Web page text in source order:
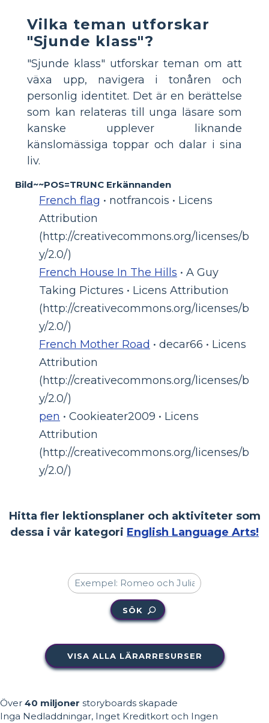
Vilka teman utforskar
"Sjunde klass"?
"Sjunde klass" utforskar teman om att
växa upp, navigera i tonåren och
personlig identitet. Det är en berättelse
som kan relateras till unga läsare som
kanske upplever liknande
känslomässiga toppar och dalar i sina
liv.
Bild~~POS=TRUNC Erkännanden
French flag • notfrancois • Licens
Attribution
(http://creativecommons.org/licenses/b
y/2.0/)
French House In The Hills • A Guy
Taking Pictures • Licens Attribution
(http://creativecommons.org/licenses/b
y/2.0/)
French Mother Road • decar66 • Licens
Attribution
(http://creativecommons.org/licenses/b
y/2.0/)
pen • Cookieater2009 • Licens
Attribution
(http://creativecommons.org/licenses/b
y/2.0/)
Hitta fler lektionsplaner och aktiviteter som
dessa i vår kategori English Language Arts!
SÖK
VISA ALLA LÄRARRESURSER
Över 40 miljoner storyboards skapade
Inga Nedladdningar, Inget Kreditkort och Ingen